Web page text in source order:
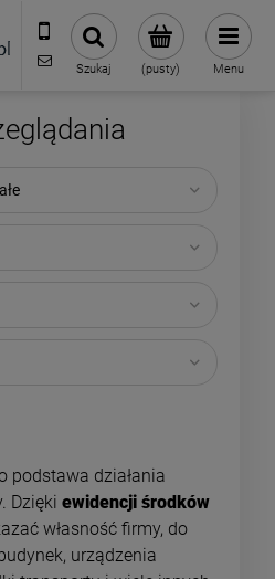
32 70 50 250
sklep@biurozakupy.pl
(pusty)
Szukaj Menu
podstawa działania
Dzięki ewidencji środków
własność firmy, do
urządzenia